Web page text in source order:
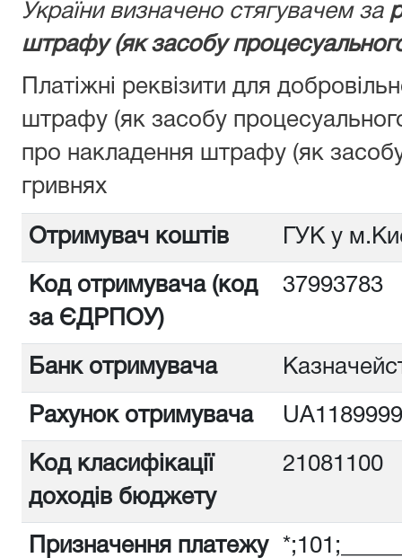
України визначено стягувачем за
штрафу (як засобу
Платіжні реквізити для
штрафу (як засобу
про накладення штрафу (як
гривнях
Отримувач коштів ГУК у
Код отримувача (код
за ЄДРПОУ)
Банк отримувача
Рахунок отримувача
Код класифікації
доходів бюджету
21081100
Призначення платежу